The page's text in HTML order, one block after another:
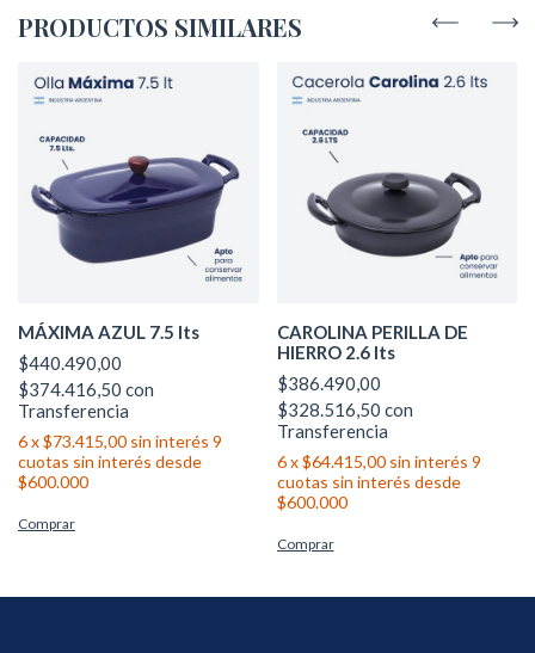
PRODUCTOS SIMILARES
MÁXIMA AZUL 7.5 lts
$440.490,00
$374.416,50 con
Transferencia
6x$73.415,00 sin interés
CAROLINA PERILLA DE
HIERRO 2.6 lts
$386.490,00
$328.516,50 con
Transferencia
6 x$64.415,00 sin interés